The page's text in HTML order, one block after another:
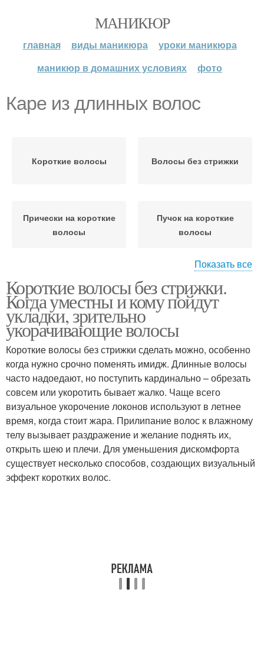
МАНИКЮР
главная виды маникюра
уроки маникюра
маникюр в домашних условиях
фото
Каре из длинных волос
Короткие волосы Волосы без стрижки
Прически на короткие
волосы
Пучок на короткие
волосы
Фальшивое каре Длинные волосы
Тонкие волосы Истощённые волосы
Здоровые волосы
Волосы вместо
длинных и
Показать все
Короткие волосы без стрижки.
Когда уместны и кому пойдут
укладки, зрительно
укорачивающие волосы
Короткие волосы без стрижки сделать можно, особенно
когда нужно срочно поменять имидж. Длинные волосы
часто надоедают, но поступить кардинально – обрезать
совсем или укоротить бывает жалко. Чаще всего
визуальное укорочение локонов используют в летнее
время, когда стоит жара. Прилипание волос к влажному
телу вызывает раздражение и желание поднять их,
открыть шею и плечи. Для уменьшения дискомфорта
существует несколько способов, создающих визуальный
эффект коротких волос.